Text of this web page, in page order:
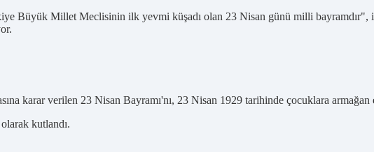
Büyük Millet Meclisinin ilk yevmi küşadı olan 23 Nisan günü milli
karar verilen 23 Nisan Bayramı'nı, 23 Nisan 1929 tarihinde çocuklara armağan
kutlandı.